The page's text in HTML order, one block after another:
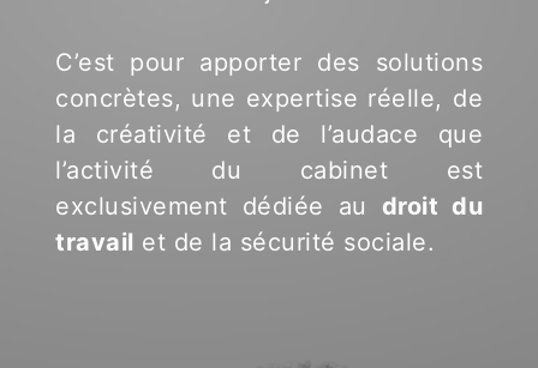
C’est pour apporter des solutions
concrètes, une expertise réelle, de
la créativité et de l’audace que
l’activité du cabinet est
exclusivement dédiée au droit du
travail et de la sécurité sociale.